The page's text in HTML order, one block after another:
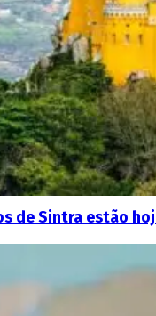
de Sintra estão